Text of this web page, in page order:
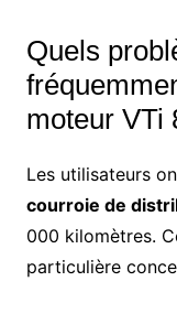
Quels
moteur VTi
Les utilisateurs
courroie de
000 kilomètres.
particulière